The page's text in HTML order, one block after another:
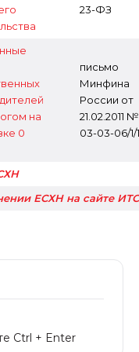
23-ФЗ
на
0
письмо
Минфина
России от
21.02.2011 №
03-03-06/1/
ЕСХН на сайте ИТС
Ctrl + Enter